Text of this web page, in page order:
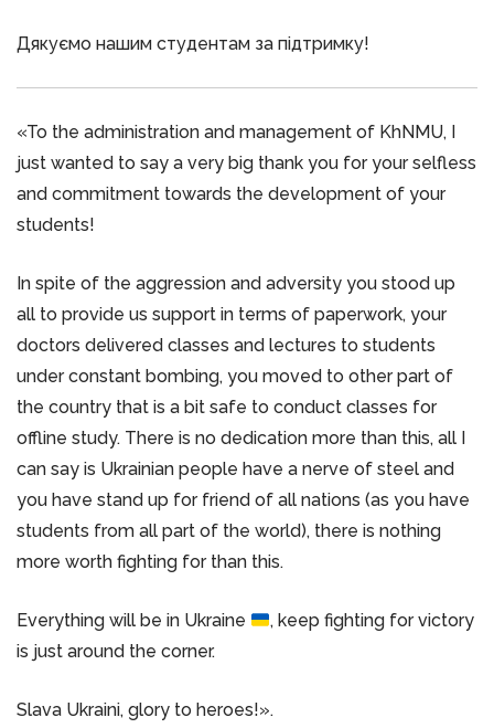
Дякуємо нашим студентам за підтримку!
«To the administration and management of KhNMU, I
just wanted to say a very big thank you for your selfless
and commitment towards the development of your
students!
In spite of the aggression and adversity you stood up
all to provide us support in terms of paperwork, your
doctors delivered classes and lectures to students
under constant bombing, you moved to other part of
the country that is a bit safe to conduct classes for
offline study. There is no dedication more than this, all I
can say is Ukrainian people have a nerve of steel and
you have stand up for friend of all nations (as you have
students from all part of the world), there is nothing
more worth fighting for than this.
Everything will be in Ukraine
, keep fighting for victory
is just around the corner.
Slava Ukraini, glory to heroes!».